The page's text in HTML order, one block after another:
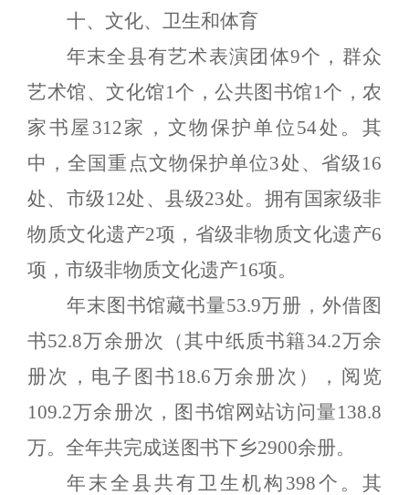
十、文化、卫生和体育
年末全县有艺术表演团体9个，群众
艺术馆、文化馆1个，公共图书馆1个，农
家书屋 312家，文物保护单位 54处。其
中，全国重点文物保护单位3处、省级16
处、市级12处、县级23处。拥有国家级非
物质文化遗产2项，省级非物质文化遗产6
项，市级非物质文化遗产16项。
年末图书馆藏书量53.9万册，外借图
书52.8万余册次（其中纸质书籍34.2万余
册次，电子图书 18.6万余册次），阅览
109.2万余册次，图书馆网站访问量138.8
万。全年共完成送图书下乡2900余册。
年末全县共有卫生机构 398个。其